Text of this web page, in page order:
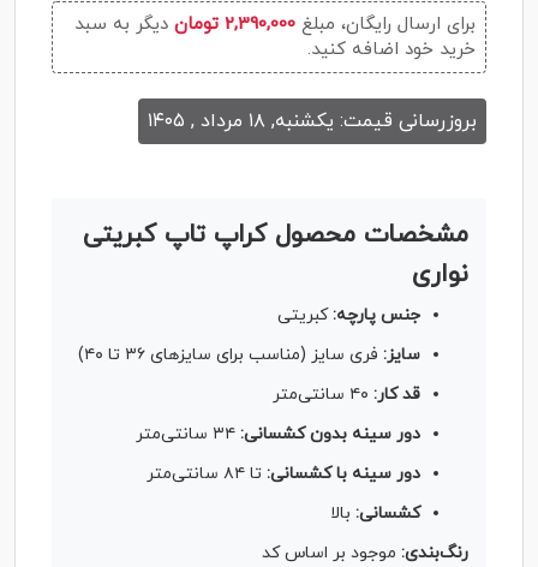
برای ارسال رایگان، مبلغ 2,390,000 تومان
دیگر به سبد
خرید خود اضافه کنید.
بروزرسانی قیمت: یکشنبه, ۱۸ مرداد , ۱۴۰۵
مشخصات محصول کراپ تاپ کبریتی
نواری
جنس پارچه: کبریتی
سایز: فری سایز (مناسب برای سایزهای ۳۶ تا ۴۰)
قد کار:
دور سینه بدون کشسانی:
دور سینه با کشسانی: تا ۸۴ سانتی‌متر
کشسانی: بالا
رنگ‌بندی: موجود بر اساس کد